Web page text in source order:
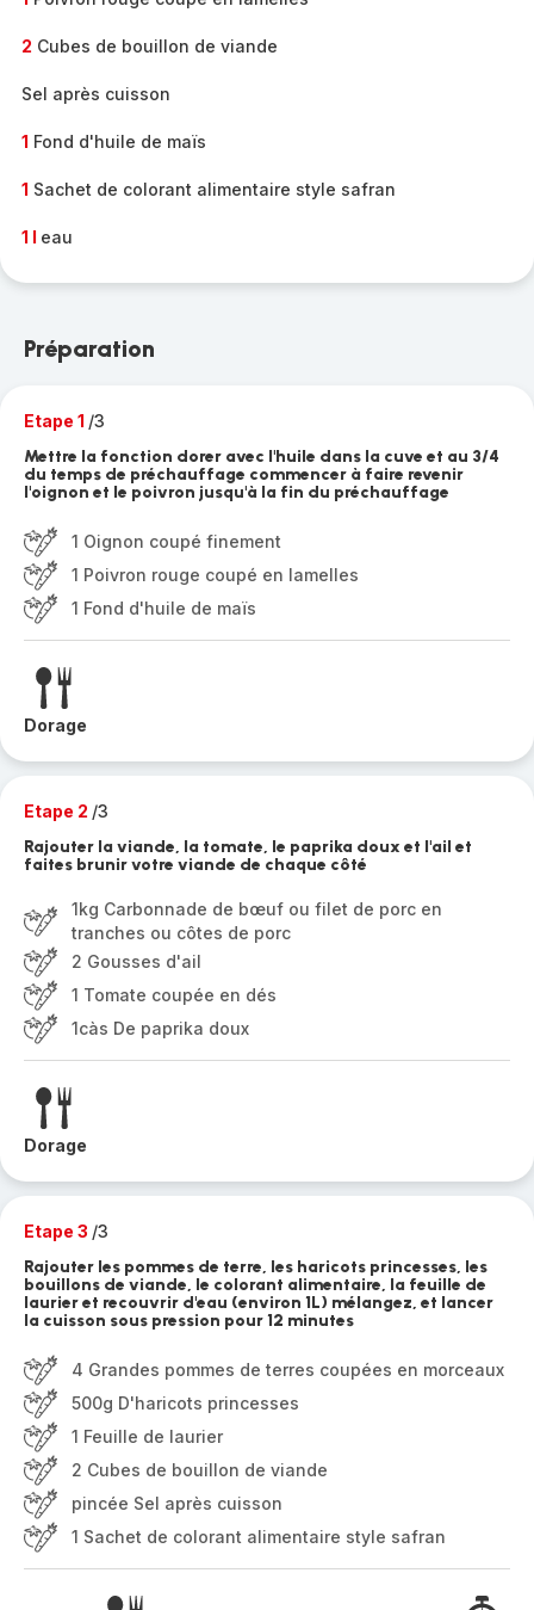
2 Cubes de bouillon de viande
Sel après cuisson
1 Fond d'huile de maïs
1 Sachet de colorant alimentaire style safran
1 l eau
Préparation
Etape 1 /3
Mettre la fonction dorer avec l'huile dans la cuve et au 3/4
du temps de préchauffage commencer à faire revenir
l'oignon et le poivron jusqu'à la fin du préchauffage
1 Oignon coupé finement
1 Poivron rouge coupé en lamelles
1 Fond d'huile de maïs
Dorage
Etape 2 /3
Rajouter la viande, la tomate, le paprika doux et l'ail et
faites brunir votre viande de chaque côté
1kg Carbonnade de bœuf ou filet de porc en
tranches ou côtes de porc
2 Gousses d'ail
1 Tomate coupée en dés
1càs De paprika doux
Dorage
Etape 3 /3
Rajouter les pommes de terre, les haricots princesses, les
bouillons de viande, le colorant alimentaire, la feuille de
laurier et recouvrir d'eau (environ 1L) mélangez, et lancer
la cuisson sous pression pour 12 minutes
4 Grandes pommes de terres coupées en morceaux
500g D'haricots princesses
1 Feuille de laurier
2 Cubes de bouillon de viande
pincée Sel après cuisson
1 Sachet de colorant alimentaire style safran